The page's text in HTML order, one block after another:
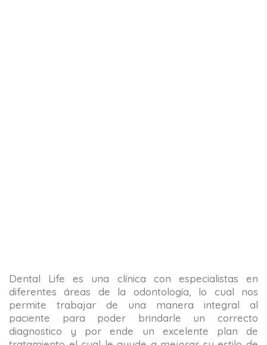
Dental Life es una clínica con especialistas en
diferentes áreas de la odontología, lo cual nos
permite trabajar de una manera integral al
paciente para poder brindarle un correcto
diagnostico y por ende un excelente plan de